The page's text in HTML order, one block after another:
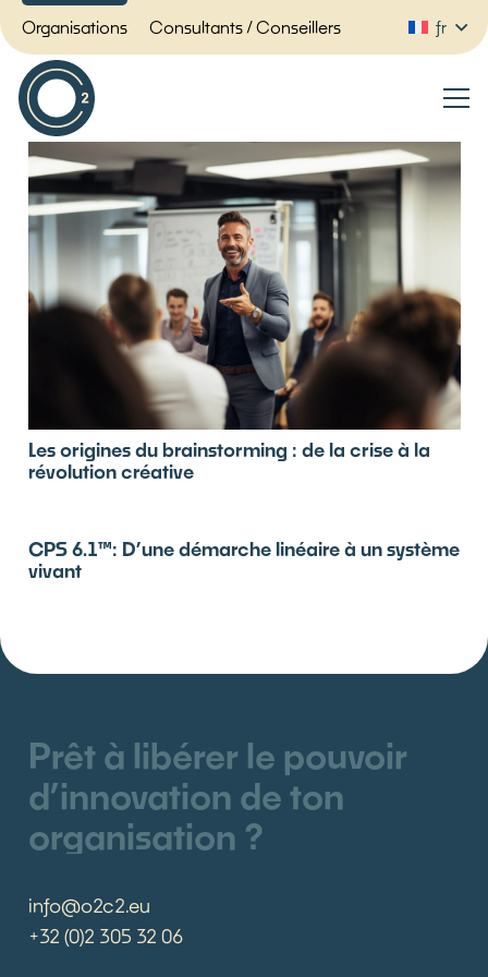
Organisations Consultants / Conseillers fr
Les origines du brainstorming : de la crise à la
révolution créative
CPS 6.1™: D’une démarche linéaire à un système
vivant
Prêt à libérer le pouvoir
d’innovation de ton
organisation ?
info@o2c2.eu
+32 (0)2 305 32 06